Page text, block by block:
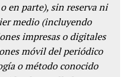
en parte), sin reserva ni
medio (incluyendo
impresas o digitales
móvil del periódico
o método conocido